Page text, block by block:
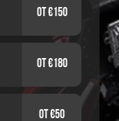
от €150
от €50
от €180